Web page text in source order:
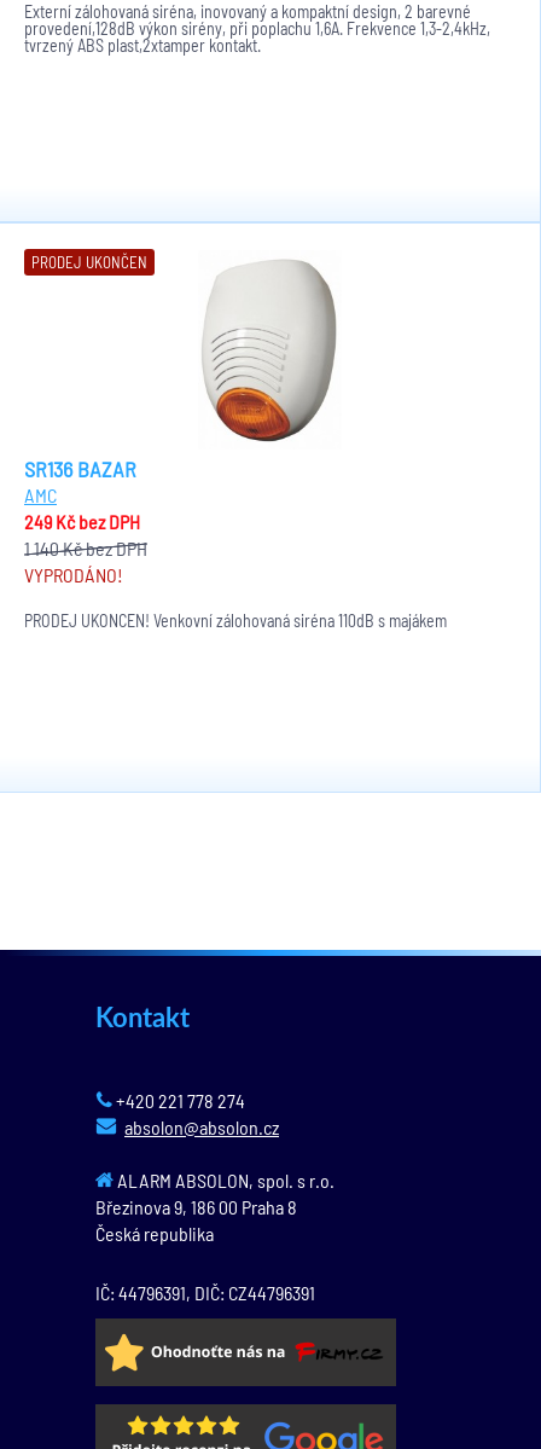
Externí zálohovaná siréna, inovovaný a kompaktní design, 2 barevné
provedení,128dB výkon sirény, při poplachu 1,6A. Frekvence 1,3-2,4kHz,
tvrzený ABS plast,2xtamper kontakt.
PRODEJ UKONČEN
SR136 BAZAR
AMC
249 Kčbez DPH
1 140 Kčbez DPH
VYPRODÁNO!
PRODEJ UKONČEN! Venkovní zálohovaná siréna 110dB s majákem
Kontakt
+420 221 778 274
absolon@absolon.cz
ALARM ABSOLON, spol. s r.o.
Březinova 9, 186 00 Praha 8
Česká republika
IČ: 44796391, DIČ: CZ44796391